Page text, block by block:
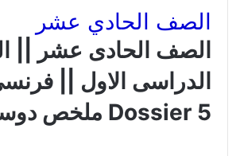
الصف الحادي عشر
الصف الحادى عشر ||
الدراسى الاول ||
Dossier 5 ملخص دوسيه